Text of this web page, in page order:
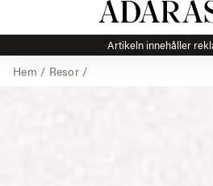
Artikeln innehåller
Hem / Resor/